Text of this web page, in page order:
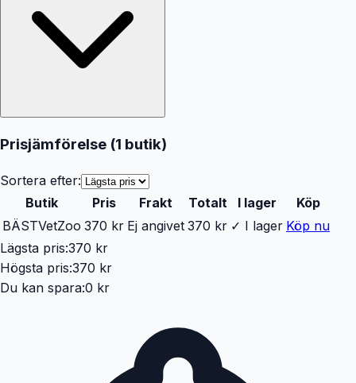
Prisjämförelse (1 butik)
Sortera efter:
Butik
Pris Frakt Totalt I lager
Köp
BÄSTVetZoo 370 kr Ej angivet 370 kr ✓ I lager Köp nu
Lägsta pris:370 kr
Högsta pris:370 kr
Du kan spara:0 kr